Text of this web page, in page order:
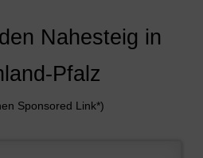
Nahesteig in
Pfalz
Sponsored Link*)